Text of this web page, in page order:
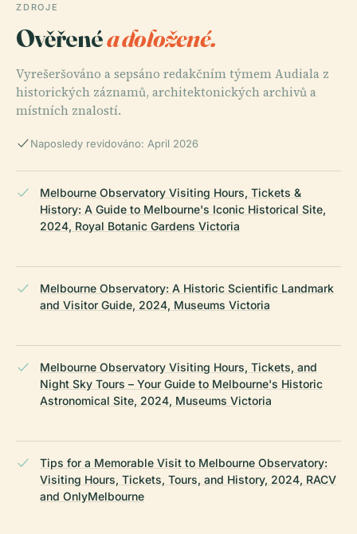
ZDROJE
Ověřenéa doložené.
Vyrešeršováno a sepsáno redakčním týmem Audiala z
historických záznamů, architektonických archivů a
místních znalostí.
Naposledy revidováno: April 2026
Melbourne Observatory Visiting Hours, Tickets &
History: A Guide to Melbourne's Iconic Historical Site,
2024, Royal Botanic Gardens Victoria
Melbourne Observatory: A Historic Scientific Landmark
and Visitor Guide, 2024, Museums Victoria
Melbourne Observatory Visiting Hours, Tickets, and
Night Sky Tours – Your Guide to Melbourne's Historic
Astronomical Site, 2024, Museums Victoria
Tips for a Memorable Visit to Melbourne Observatory:
Visiting Hours, Tickets, Tours, and History, 2024, RACV
and OnlyMelbourne